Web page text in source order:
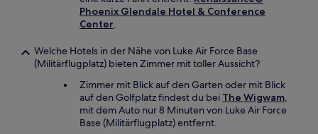
Phoenix Glendale Hotel & Conference
Center.
Welche Hotels in der Nähe von Luke Air Force Base
(Militärflugplatz) bieten Zimmer mit toller Aussicht?
Zimmer mit Blick auf den Garten oder mit Blick
auf den Golfplatz findest du bei The Wigwam,
mit dem Auto nur 8 Minuten von Luke Air Force
Base (Militärflugplatz) entfernt.